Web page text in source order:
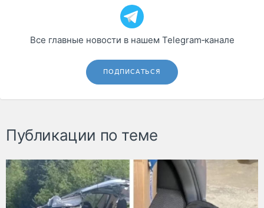
Все главные новости в нашем Telegram‑канале
ПОДПИСАТЬСЯ
Публикации по теме